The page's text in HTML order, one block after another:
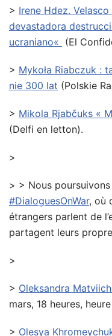
> Irene Hdez.
devastadora
ucraniano« (El
> Mykoła Riabczuk :
nie 300 lat (Polskie
> Mikola Rjabčuks «
(Delfi en letton).
>
> > Nous
#DialoguesOnWar, où
étrangers parlent de
partagent leurs
>
> Oleksandra
mars, 18 heures,
> Olesya